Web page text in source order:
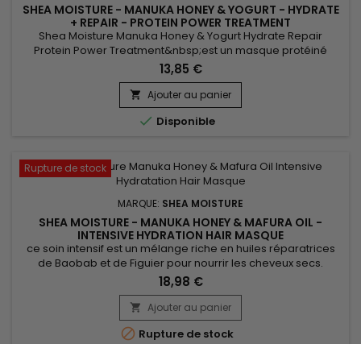
SHEA MOISTURE - MANUKA HONEY & YOGURT - HYDRATE
+ REPAIR - PROTEIN POWER TREATMENT
Shea Moisture Manuka Honey & Yogurt Hydrate Repair
Protein Power Treatment&nbsp;est un masque protéiné
adapté aux cheveux extrêmement secs, poreux, fragilisés
par des traitements chimiques et l'excès de chaleur.&nbsp;
&nbsp;Le masque Shea Moisture réduit la casse et fortifie les
cheveux.&nbsp; Avec de l'huile de Baobab et de
Mafura.&nbsp; Et du...
13,85 €
 Ajouter au panier
 Disponible
Rupture de stock
MARQUE: SHEA MOISTURE
SHEA MOISTURE - MANUKA HONEY & MAFURA OIL -
INTENSIVE HYDRATION HAIR MASQUE
ce soin intensif est un mélange riche en huiles réparatrices
de Baobab et de Figuier pour nourrir les cheveux secs.
&nbsp;Le Masque Shea Moisture Manuka Honey & Mafura
Oil&nbsp;répare en profondeur et démêle
instantanément.&nbsp; Il contribue à renforcer l'hydratation
tout en protégeant les cheveux abîmés. &nbsp;Anti-casse, il
laisse vos cheveux...
18,98 €
 Ajouter au panier
 Rupture de stock